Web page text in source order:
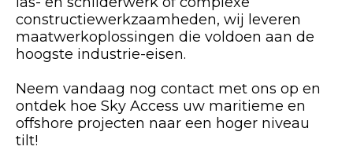
constructiewerkzaamheden, wij leveren
maatwerkoplossingen die voldoen aan de
hoogste industrie-eisen.
Neem vandaag nog contact met ons op en
ontdek hoe Sky Access uw maritieme en
offshore projecten naar een hoger niveau
tilt!